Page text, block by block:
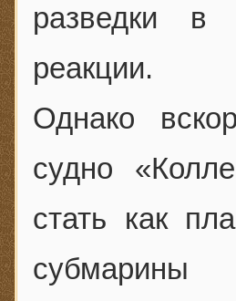
разведки в
реакции.
Однако
судно
стать как